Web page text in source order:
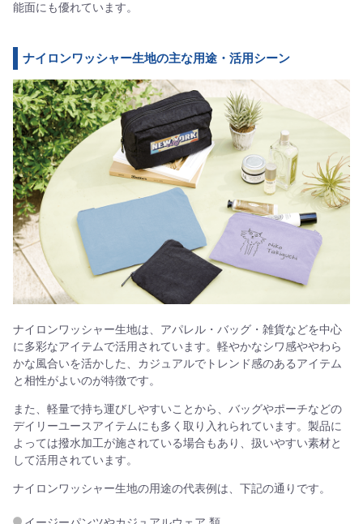
能面にも優れています。
ナイロンワッシャー生地の主な用途・活用シーン
ナイロンワッシャー生地は、アパレル・バッグ・雑貨などを中心
に多彩なアイテムで活用されています。軽やかなシワ感ややわら
かな風合いを活かした、カジュアルでトレンド感のあるアイテム
と相性がよいのが特徴です。
また、軽量で持ち運びしやすいことから、バッグやポーチなどの
デイリーユースアイテムにも多く取り入れられています。製品に
よっては撥水加工が施されている場合もあり、扱いやすい素材と
して活用されています。
ナイロンワッシャー生地の用途の代表例は、下記の通りです。